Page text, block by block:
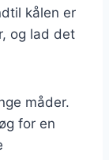
kålen er
og lad det
måder.
for en